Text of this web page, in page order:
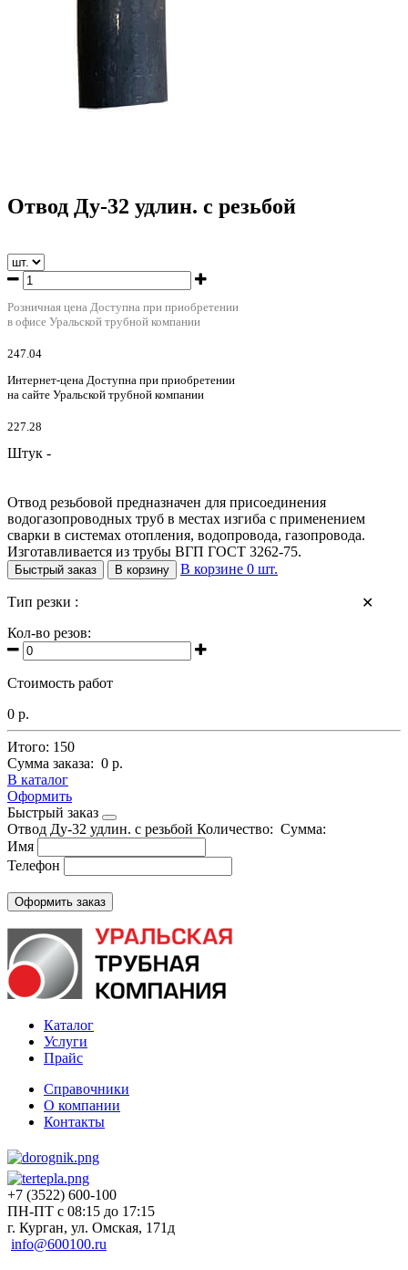
Отвод Ду-32 удлин. с резьбой
Розничная цена Доступна при приобретении
в офисе Уральской трубной компании
247.04
Интернет-цена Доступна при приобретении
на сайте Уральской трубной компании
227.28
Штук -
Отвод резьбовой предназначен для присоединения
водогазопроводных труб в местах изгиба с применением
сварки в системах отопления, водопровода, газопровода.
Изготавливается из трубы ВГП ГОСТ 3262-75.
Быстрый заказ В корзину В корзине 0 шт.
✕
Тип резки :
Кол-во резов:
Стоимость работ
0 р.
Итого: 150
Сумма заказа: 0 р.
В каталог
Оформить
Быстрый заказ
Отвод Ду-32 удлин. с резьбой Количество: Сумма:
Имя
Телефон
Каталог
Услуги
Прайс
Справочники
О компании
Контакты
+7 (3522) 600-100
ПН-ПТ с 08:15 до 17:15
г. Курган, ул. Омская, 171д
info@600100.ru